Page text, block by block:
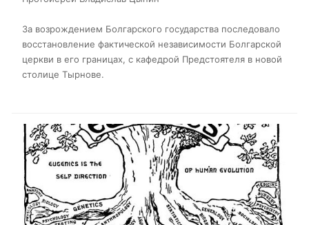
За возрождением Болгарского государства последовало
восстановление фактической независимости Болгарской
церкви в его границах, с кафедрой Предстоятеля в новой
столице Тырнове.